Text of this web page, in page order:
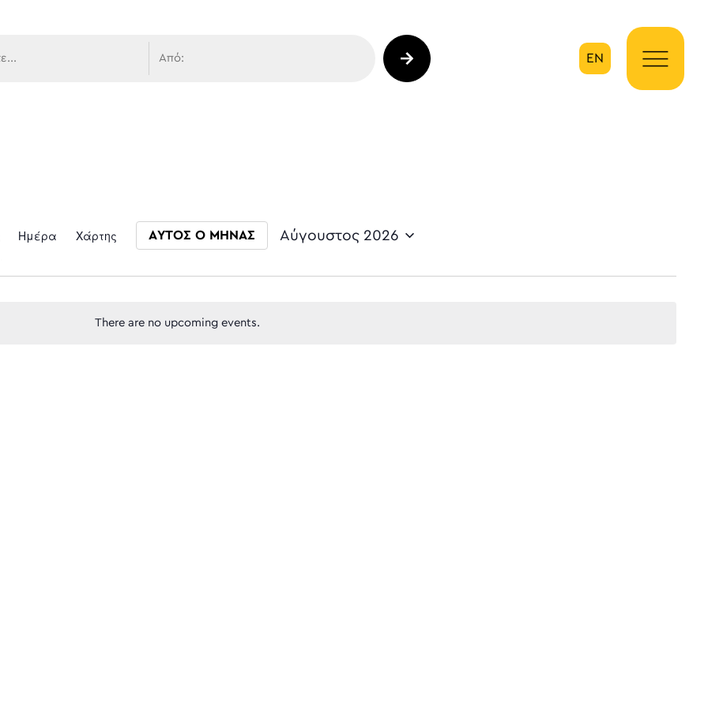
EN
There are no upcoming events.
Event
Views
Ημέρα Χάρτης ΑΥΤΟΣ Ο ΜΗΝΑΣ Αύγουστος 2026